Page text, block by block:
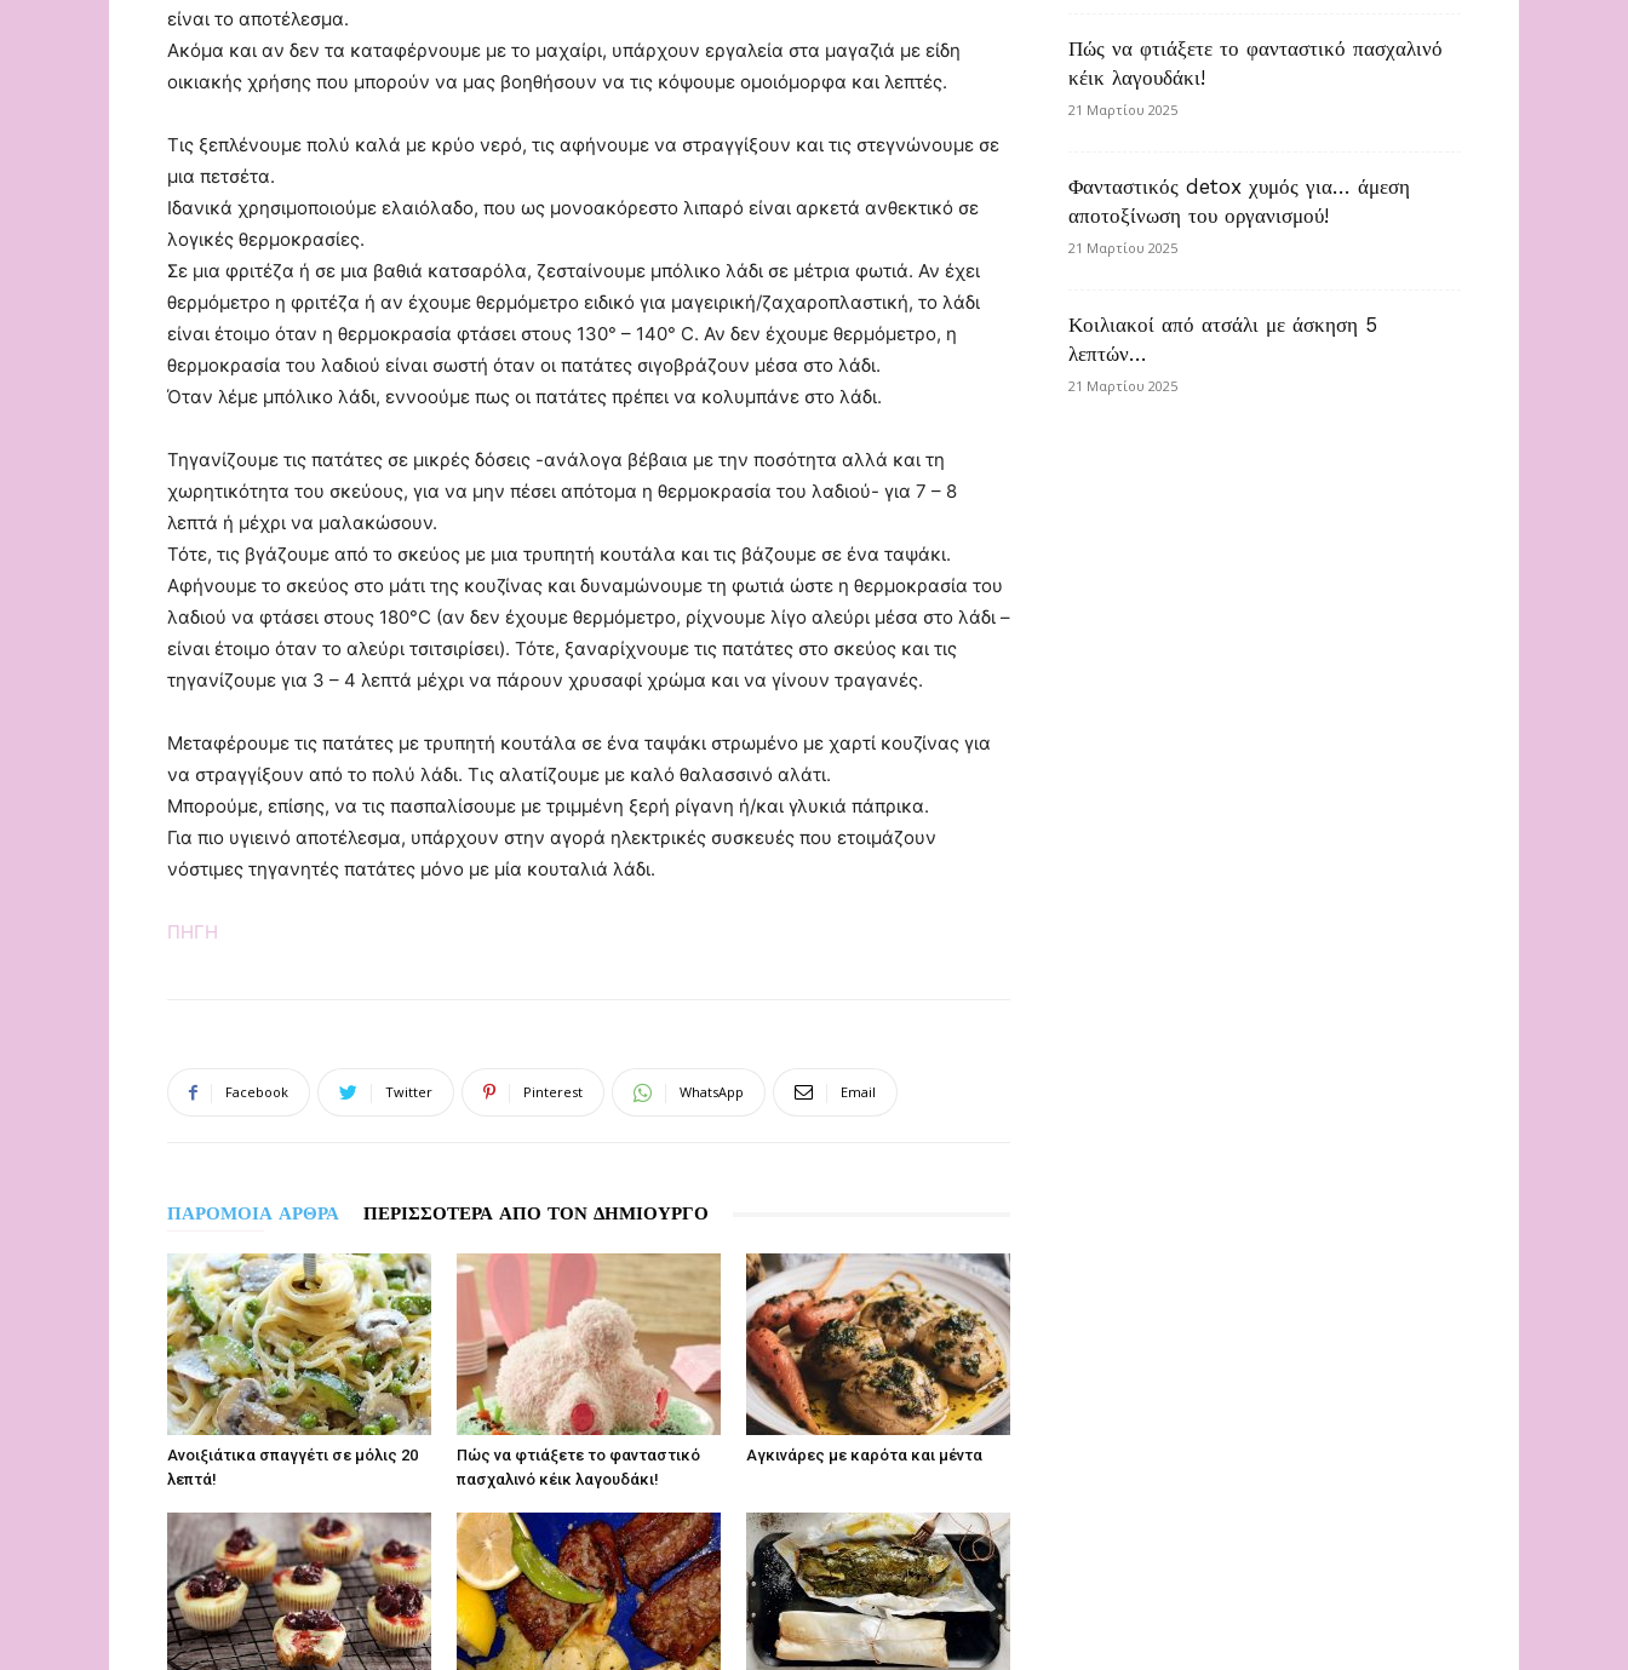
είναι το αποτέλεσμα.
Ακόμα και αν δεν τα καταφέρνουμε με το μαχαίρι, υπάρχουν εργαλεία στα μαγαζιά με είδη
οικιακής χρήσης που μπορούν να μας βοηθήσουν να τις κόψουμε ομοιόμορφα και λεπτές.
Τις ξεπλένουμε πολύ καλά με κρύο νερό, τις αφήνουμε να στραγγίξουν και τις στεγνώνουμε σε
μια πετσέτα.
Ιδανικά χρησιμοποιούμε ελαιόλαδο, που ως μονοακόρεστο λιπαρό είναι αρκετά ανθεκτικό σε
λογικές θερμοκρασίες.
Σε μια φριτέζα ή σε μια βαθιά κατσαρόλα, ζεσταίνουμε μπόλικο λάδι σε μέτρια φωτιά. Αν έχει
θερμόμετρο η φριτέζα ή αν έχουμε θερμόμετρο ειδικό για μαγειρική/ζαχαροπλαστική, το λάδι
είναι έτοιμο όταν η θερμοκρασία φτάσει στους 130° – 140° C. Αν δεν έχουμε θερμόμετρο, η
θερμοκρασία του λαδιού είναι σωστή όταν οι πατάτες σιγοβράζουν μέσα στο λάδι.
Όταν λέμε μπόλικο λάδι, εννοούμε πως οι πατάτες πρέπει να κολυμπάνε στο λάδι.
Τηγανίζουμε τις πατάτες σε μικρές δόσεις -ανάλογα βέβαια με την ποσότητα αλλά και τη
χωρητικότητα του σκεύους, για να μην πέσει απότομα η θερμοκρασία του λαδιού- για 7 – 8
λεπτά ή μέχρι να μαλακώσουν.
Τότε, τις βγάζουμε από το σκεύος με μια τρυπητή κουτάλα και τις βάζουμε σε ένα ταψάκι.
Αφήνουμε το σκεύος στο μάτι της κουζίνας και δυναμώνουμε τη φωτιά ώστε η θερμοκρασία του
λαδιού να φτάσει στους 180°C (αν δεν έχουμε θερμόμετρο, ρίχνουμε λίγο αλεύρι μέσα στο λάδι –
είναι έτοιμο όταν το αλεύρι τσιτσιρίσει). Τότε, ξαναρίχνουμε τις πατάτες στο σκεύος και τις
τηγανίζουμε για 3 – 4 λεπτά μέχρι να πάρουν χρυσαφί χρώμα και να γίνουν τραγανές.
Μεταφέρουμε τις πατάτες με τρυπητή κουτάλα σε ένα ταψάκι στρωμένο με χαρτί κουζίνας για
να στραγγίξουν από το πολύ λάδι. Τις αλατίζουμε με καλό θαλασσινό αλάτι.
Μπορούμε, επίσης, να τις πασπαλίσουμε με τριμμένη ξερή ρίγανη ή/και γλυκιά πάπρικα.
Για πιο υγιεινό αποτέλεσμα, υπάρχουν στην αγορά ηλεκτρικές συσκευές που ετοιμάζουν
νόστιμες τηγανητές πατάτες μόνο με μία κουταλιά λάδι.
ΠΗΓΗ
Facebook Twitter Pinterest WhatsApp Email
ΠΑΡΟΜΟΙΑ ΑΡΘΡΑ ΠΕΡΙΣΣΟΤΕΡΑ ΑΠΟ ΤΟΝ ΔΗΜΙΟΥΡΓΟ
Aνοιξιάτικα σπαγγέτι σε μόλις 20
λεπτά!
Πώς να φτιάξετε το φανταστικό
πασχαλινό κέικ λαγουδάκι!
Αγκινάρες με καρότα και μέντα
Πώς να φτιάξετε το φανταστικό πασχαλινό
κέικ λαγουδάκι!
21 Μαρτίου 2025
Φανταστικός detox χυμός για… άμεση
αποτοξίνωση του οργανισμού!
21 Μαρτίου 2025
Κοιλιακοί από ατσάλι με άσκηση 5
λεπτών…
21 Μαρτίου 2025